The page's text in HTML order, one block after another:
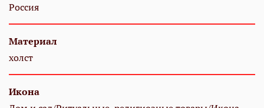
Россия
Материал
холст
Икона